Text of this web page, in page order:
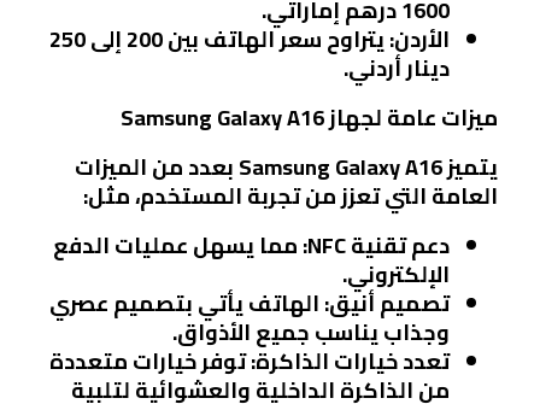
1600 درهم إماراتي.
الأردن : يتراوح سعر الهاتف بين 200 إلى 250
دينار أردني.
ميزات عامة لجهاز Samsung Galaxy A16
يتميز Samsung Galaxy A16 بعدد من الميزات
العامة التي تعزز من تجربة المستخدم، مثل:
دعم تقنية NFC
: مما يسهل عمليات الدفع
الإلكتروني.
تصميم أنيق: الهاتف يأتي بتصميم عصري
وجذاب يناسب جميع الأذواق.
تعدد خيارات الذاكرة: توفر خيارات متعددة
من الذاكرة الداخلية والعشوائية لتلبية